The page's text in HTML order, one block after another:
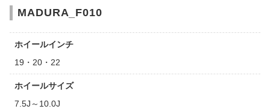
MADURA_F010
ホイールインチ
19・20・22
ホイールサイズ
7.5J～10.0J